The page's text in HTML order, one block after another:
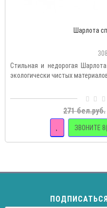
Шарлота
Стильная и недорогая
экологически чистых
271 бел.руб.
ЗВОНИТЕ